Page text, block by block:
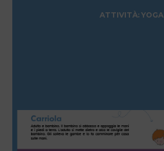
ATTIVITÀ: YOGA